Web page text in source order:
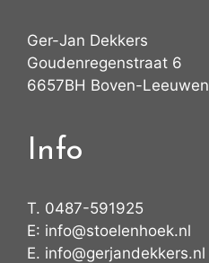
Ger-Jan Dekkers
Goudenregenstraat 6
6657BH Boven-Leeuwen
Info
T. 0487-591925
E: info@stoelenhoek.nl
E. info@gerjandekkers.nl